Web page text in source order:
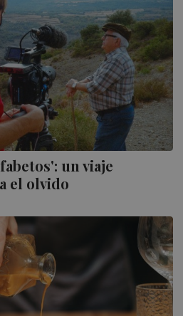
un viaje
el olvido